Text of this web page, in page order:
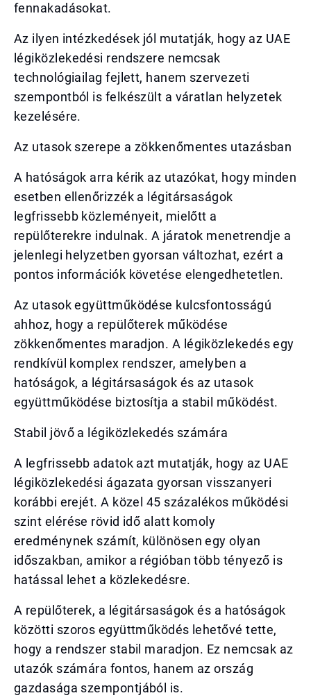
fennakadásokat.
Az ilyen intézkedések jól mutatják, hogy az UAE
légiközlekedési rendszere nemcsak
technológiailag fejlett, hanem szervezeti
szempontból is felkészült a váratlan helyzetek
kezelésére.
Az utasok szerepe a zökkenőmentes utazásban
A hatóságok arra kérik az utazókat, hogy minden
esetben ellenőrizzék a légitársaságok
legfrissebb közleményeit, mielőtt a
repülőterekre indulnak. A járatok menetrendje a
jelenlegi helyzetben gyorsan változhat, ezért a
pontos információk követése elengedhetetlen.
Az utasok együttműködése kulcsfontosságú
ahhoz, hogy a repülőterek működése
zökkenőmentes maradjon. A légiközlekedés egy
rendkívül komplex rendszer, amelyben a
hatóságok, a légitársaságok és az utasok
együttműködése biztosítja a stabil működést.
Stabil jövő a légiközlekedés számára
A legfrissebb adatok azt mutatják, hogy az UAE
légiközlekedési ágazata gyorsan visszanyeri
korábbi erejét. A közel 45 százalékos működési
szint elérése rövid idő alatt komoly
eredménynek számít, különösen egy olyan
időszakban, amikor a régióban több tényező is
hatással lehet a közlekedésre.
A repülőterek, a légitársaságok és a hatóságok
közötti szoros együttműködés lehetővé tette,
hogy a rendszer stabil maradjon. Ez nemcsak az
utazók számára fontos, hanem az ország
gazdasága szempontjából is.